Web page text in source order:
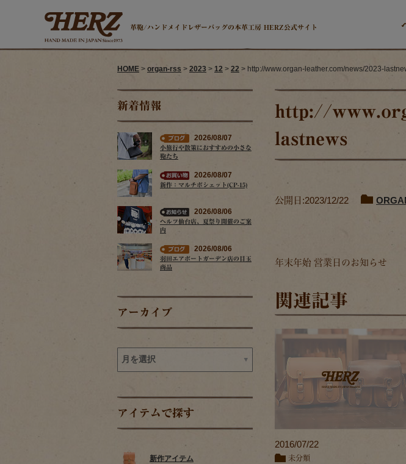
革鞄/ハンドメイドレザーバッグの本革工房 HERZ公式サイト
HOME > organ-rss > 2023 > 12 > 22 > http://www.organ-leather.com/news/2023-
新着情報
2026/08/07
小旅行や散策におすすめの小さな
鞄たち
2026/08/07
新作：マルチポシェット(CP-15)
2026/08/06
ヘルツ仙台店、夏祭り開催のご案
内
2026/08/06
羽田エアポートガーデン店の目玉
商品
アーカイブ
アイテムで探す
新作アイテム
http://
lastnews
公開日:2023/12/22
年末年始 営業日のお知らせ
関連記事
2016/07/22
未分類